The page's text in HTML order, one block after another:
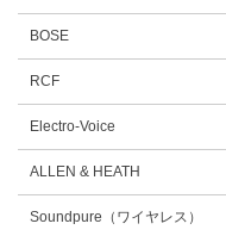
BOSE
RCF
Electro-Voice
ALLEN & HEATH
Soundpure（ワイヤレス）